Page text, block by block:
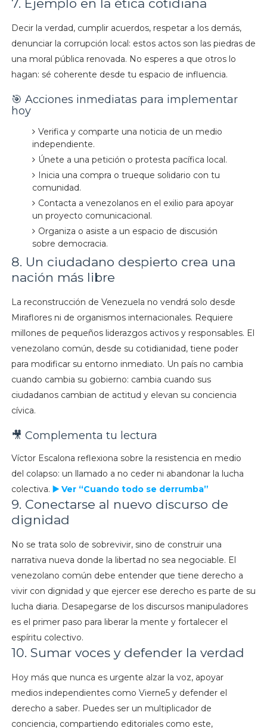
7. Ejemplo en la ética cotidiana
Decir la verdad, cumplir acuerdos, respetar a los demás,
denunciar la corrupción local: estos actos son las piedras de
una moral pública renovada. No esperes a que otros lo
hagan: sé coherente desde tu espacio de influencia.
🎯 Acciones inmediatas para implementar
hoy
Verifica y comparte una noticia de un medio
independiente.
Únete a una petición o protesta pacífica local.
Inicia una compra o trueque solidario con tu
comunidad.
Contacta a venezolanos en el exilio para apoyar
un proyecto comunicacional.
Organiza o asiste a un espacio de discusión
sobre democracia.
8. Un ciudadano despierto crea una
nación más libre
La reconstrucción de Venezuela no vendrá solo desde
Miraflores ni de organismos internacionales. Requiere
millones de pequeños liderazgos activos y responsables. El
venezolano común, desde su cotidianidad, tiene poder
para modificar su entorno inmediato. Un país no cambia
cuando cambia su gobierno: cambia cuando sus
ciudadanos cambian de actitud y elevan su conciencia
cívica.
🎥 Complementa tu lectura
Víctor Escalona reflexiona sobre la resistencia en medio
del colapso: un llamado a no ceder ni abandonar la lucha
colectiva. ▶️ Ver “Cuando todo se derrumba”
9. Conectarse al nuevo discurso de
dignidad
No se trata solo de sobrevivir, sino de construir una
narrativa nueva donde la libertad no sea negociable. El
venezolano común debe entender que tiene derecho a
vivir con dignidad y que ejercer ese derecho es parte de su
lucha diaria. Desapegarse de los discursos manipuladores
es el primer paso para liberar la mente y fortalecer el
espíritu colectivo.
10. Sumar voces y defender la verdad
Hoy más que nunca es urgente alzar la voz, apoyar
medios independientes como Vierne5 y defender el
derecho a saber. Puedes ser un multiplicador de
conciencia, compartiendo editoriales como este,